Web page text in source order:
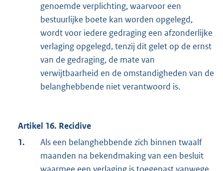
genoemde verplichting, waarvoor een
bestuurlijke boete kan worden opgelegd,
wordt voor iedere gedraging een afzonderlijke
verlaging opgelegd, tenzij dit gelet op de ernst
van de gedraging, de mate van
verwijtbaarheid en de omstandigheden van de
belanghebbende niet verantwoord is.
Artikel 16. Recidive
1.
Als een belanghebbende zich binnen twaalf
maanden na bekendmaking van een besluit